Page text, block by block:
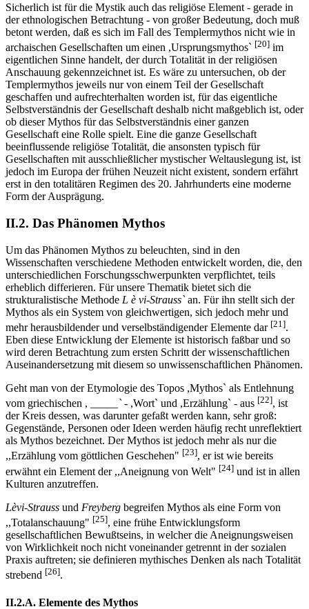
Sicherlich ist für die Mystik auch das religiöse Element - gerade in
der ethnologischen Betrachtung - von großer Bedeutung, doch muß
betont werden, daß es sich im Fall des Templermythos nicht wie in
archaischen Gesellschaften um einen ,Ursprungsmythos` [20] im
eigentlichen Sinne handelt, der durch Totalität in der religiösen
Anschauung gekennzeichnet ist. Es wäre zu untersuchen, ob der
Templermythos jeweils nur von einem Teil der Gesellschaft
geschaffen und aufrechterhalten worden ist, für das eigentliche
Selbstverständnis der Gesellschaft deshalb nicht maßgeblich ist, oder
ob dieser Mythos für das Selbstverständnis einer ganzen
Gesellschaft eine Rolle spielt. Eine die ganze Gesellschaft
beeinflussende religiöse Totalität, die ansonsten typisch für
Gesellschaften mit ausschließlicher mystischer Weltauslegung ist, ist
jedoch im Europa der frühen Neuzeit nicht existent, sondern erfährt
erst in den totalitären Regimen des 20. Jahrhunderts eine moderne
Form der Ausprägung.
II.2. Das Phänomen Mythos
Um das Phänomen Mythos zu beleuchten, sind in den
Wissenschaften verschiedene Methoden entwickelt worden, die, den
unterschiedlichen Forschungsschwerpunkten verpflichtet, teils
erheblich differieren. Für unsere Thematik bietet sich die
strukturalistische Methode L è vi-Strauss`an. Für ihn stellt sich der
Mythos als ein System von gleichwertigen, sich jedoch mehr und
mehr herausbildender und verselbständigender Elemente dar [21].
Eben diese Entwicklung der Elemente ist historisch faßbar und so
wird deren Betrachtung zum ersten Schritt der wissenschaftlichen
Auseinandersetzung mit diesem so unwissenschaftlichen Phänomen.
Geht man von der Etymologie des Topos ,Mythos` als Entlehnung
vom griechischen ,
_____`- ,Wort` und ,Erzählung` - aus [22], ist
der Kreis dessen, was darunter gefaßt werden kann, sehr groß:
Gegenstände, Personen oder Ideen werden häufig recht unreflektiert
als Mythos bezeichnet. Der Mythos ist jedoch mehr als nur die
,,Erzählung vom göttlichen Geschehen" [23], er ist wie bereits
erwähnt ein Element der ,,Aneignung von Welt" [24] und ist in allen
Kulturen anzutreffen.
Lèvi-Strauss und Freyberg begreifen Mythos als eine Form von
,,Totalanschauung" [25], eine frühe Entwicklungsform
gesellschaftlichen Bewußtseins, in welcher die Aneignungsweisen
von Wirklichkeit noch nicht voneinander getrennt in der sozialen
Praxis auftreten; sie definieren mythisches Denken als nach Totalität
strebend [26].
II.2.A. Elemente des Mythos